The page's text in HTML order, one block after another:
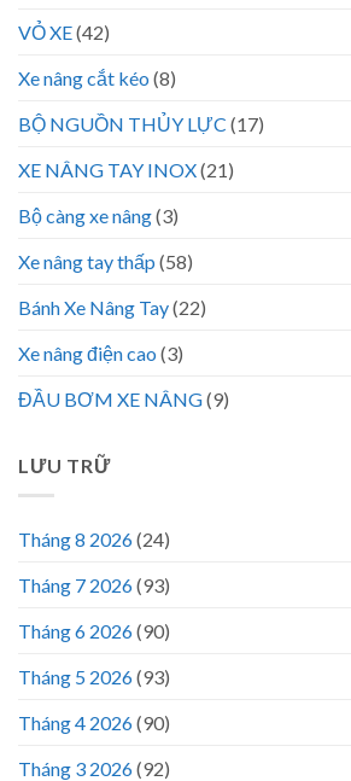
VỎ XE(42)
Xe nâng cắt kéo (8)
BỘ NGUỒN THỦY LỰC (17)
XE NÂNG TAY INOX(21)
Bộ càng xe nâng(3)
Xe nâng tay thấp (58)
Bánh Xe Nâng Tay(22)
Xe nâng điện cao (3)
ĐẦU BƠM XE NÂNG(9)
LƯU TRỮ
Tháng 8 2026(24)
Tháng 7 2026(93)
Tháng 6 2026(90)
Tháng 5 2026(93)
Tháng 4 2026(90)
Tháng 3 2026(92)